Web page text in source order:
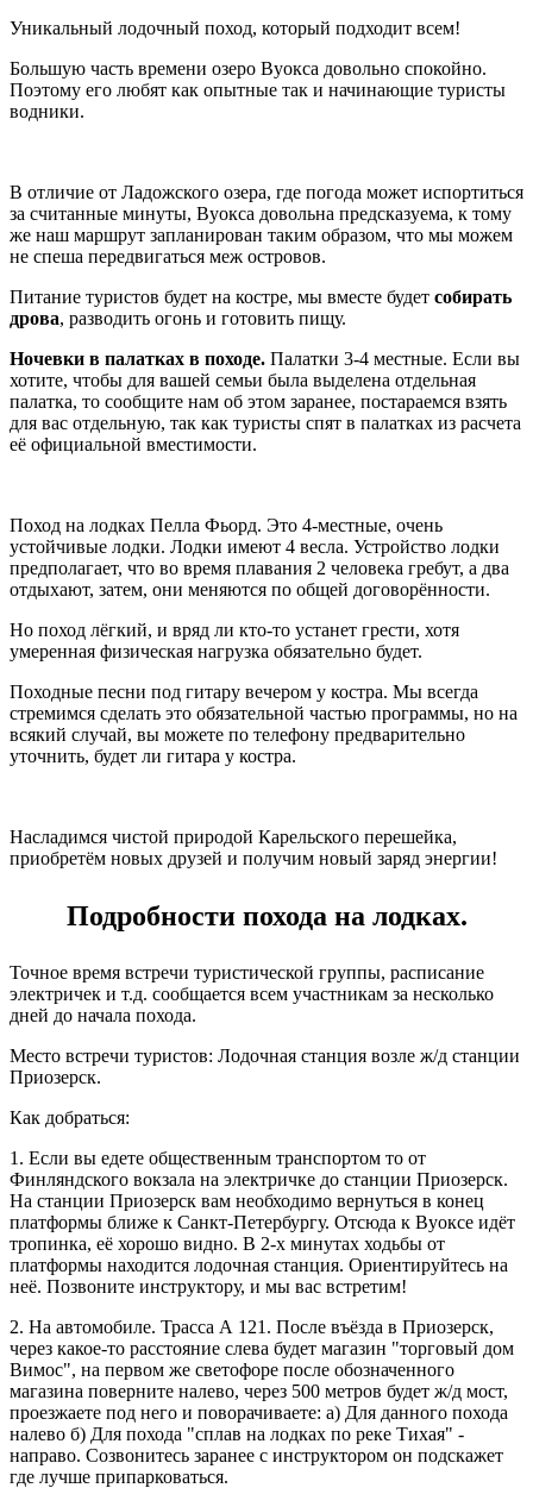
Уникальный лодочный поход, который подходит всем!
Большую часть времени озеро Вуокса довольно спокойно.
Поэтому его любят как опытные так и начинающие туристы
водники.
В отличие от Ладожского озера, где погода может испортиться
за считанные минуты, Вуокса довольна предсказуема, к тому
же наш маршрут запланирован таким образом, что мы можем
не спеша передвигаться меж островов.
Питание туристов будет на костре, мы вместе будет собирать
дрова, разводить огонь и готовить пищу.
Ночевки в палатках в походе. Палатки 3-4 местные. Если вы
хотите, чтобы для вашей семьи была выделена отдельная
палатка, то сообщите нам об этом заранее, постараемся взять
для вас отдельную, так как туристы спят в палатках из расчета
её официальной вместимости.
Поход на лодках Пелла Фьорд. Это 4-местные, очень
устойчивые лодки. Лодки имеют 4 весла. Устройство лодки
предполагает, что во время плавания 2 человека гребут, а два
отдыхают, затем, они меняются по общей договорённости.
Но поход лёгкий, и вряд ли кто-то устанет грести, хотя
умеренная физическая нагрузка обязательно будет.
Походные песни под гитару вечером у костра. Мы всегда
стремимся сделать это обязательной частью программы, но на
всякий случай, вы можете по телефону предварительно
уточнить, будет ли гитара у костра.
Насладимся чистой природой Карельского перешейка,
приобретём новых друзей и получим новый заряд энергии!
Подробности похода на лодках.
Точное время встречи туристической группы, расписание
электричек и т.д. сообщается всем участникам за несколько
дней до начала похода.
Место встречи туристов: Лодочная станция возле ж/д станции
Приозерск.
Как добраться:
1. Если вы едете общественным транспортом то от
Финляндского вокзала на электричке до станции Приозерск.
На станции Приозерск вам необходимо вернуться в конец
платформы ближе к Санкт-Петербургу. Отсюда к Вуоксе идёт
тропинка, её хорошо видно. В 2-х минутах ходьбы от
платформы находится лодочная станция. Ориентируйтесь на
неё. Позвоните инструктору, и мы вас встретим!
2. На автомобиле. Трасса А 121. После въёзда в Приозерск,
через какое-то расстояние слева будет магазин "торговый дом
Вимос", на первом же светофоре после обозначенного
магазина поверните налево, через 500 метров будет ж/д мост,
проезжаете под него и поворачиваете: а) Для данного похода
налево б) Для похода "сплав на лодках по реке Тихая" -
направо. Созвонитесь заранее с инструктором он подскажет
где лучше припарковаться.